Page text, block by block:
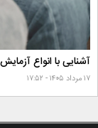
آشنایی با انواع
۱۷ مرداد ۱۴۰۵ - ۱۷:۵۲